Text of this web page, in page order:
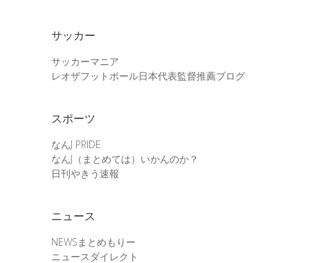
サッカー
サッカーマニア
レオザフットボール日本代表監督推薦ブログ
スポーツ
なんJ PRIDE
なんJ（まとめては）いかんのか？
日刊やきう速報
ニュース
NEWSまとめもりー
ニュースダイレクト